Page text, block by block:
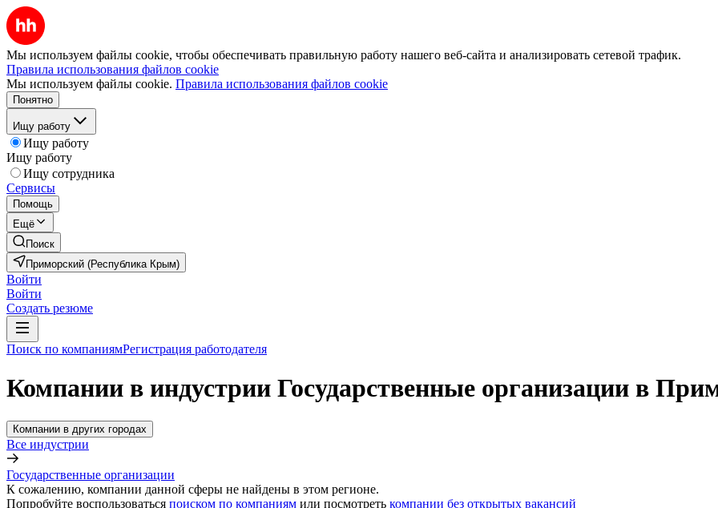
Мы используем файлы cookie, чтобы обеспечивать правильную работу нашего веб-сайта и анализировать сетевой трафик.
Правила использования файлов cookie
Мы используем файлы cookie. Правила использования файлов cookie
Понятно
Ищу работу
Ищу работу
Ищу работу
Ищу сотрудника
Сервисы
Помощь
Ещё
Поиск
Приморский (Республика Крым)
Войти
Войти
Создать резюме
Поиск по компаниямРегистрация работодателя
Компании в индустрии Государственные организации в
Компании в других городах
Все индустрии
Государственные организации
К сожалению, компании данной сферы не найдены в этом регионе.
Попробуйте воспользоваться поиском по компаниям или посмотреть компании без открытых вакансий